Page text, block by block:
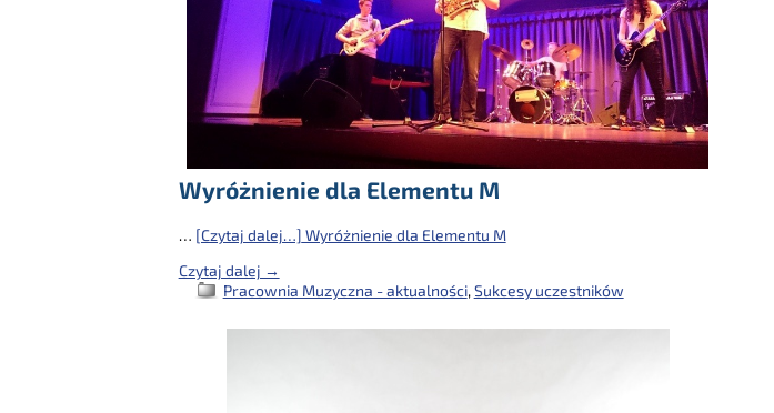
Wyróżnienie dla Elementu M
… [Czytaj dalej…] Wyróżnienie dla Elementu M
Czytaj dalej →
Pracownia Muzyczna - aktualności,Sukcesy uczestników